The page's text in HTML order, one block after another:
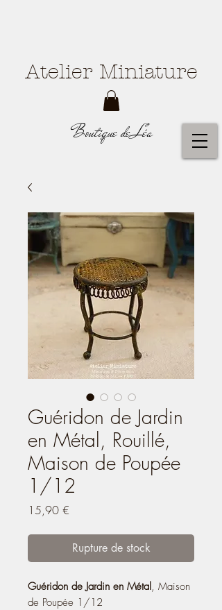
Boutique de Léa
Atelier Miniature
Guéridon de Jardin
en Métal, Rouillé,
Maison de Poupée
1/12
15,90 €
Rupture de stock
Guéridon de Jardin en Métal, Maison
de Poupée 1/12